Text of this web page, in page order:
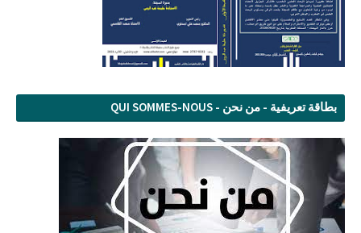
بطاقة تعريفية - من نحن - QUI SOMMES-NOUS